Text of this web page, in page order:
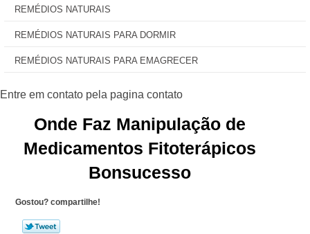
REMÉDIOS NATURAIS
REMÉDIOS NATURAIS PARA DORMIR
REMÉDIOS NATURAIS PARA EMAGRECER
Onde Faz Manipulação de
Medicamentos Fitoterápicos
Bonsucesso
Gostou? compartilhe!